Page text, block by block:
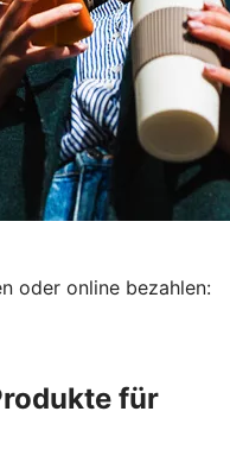
oder online bezahlen:
für